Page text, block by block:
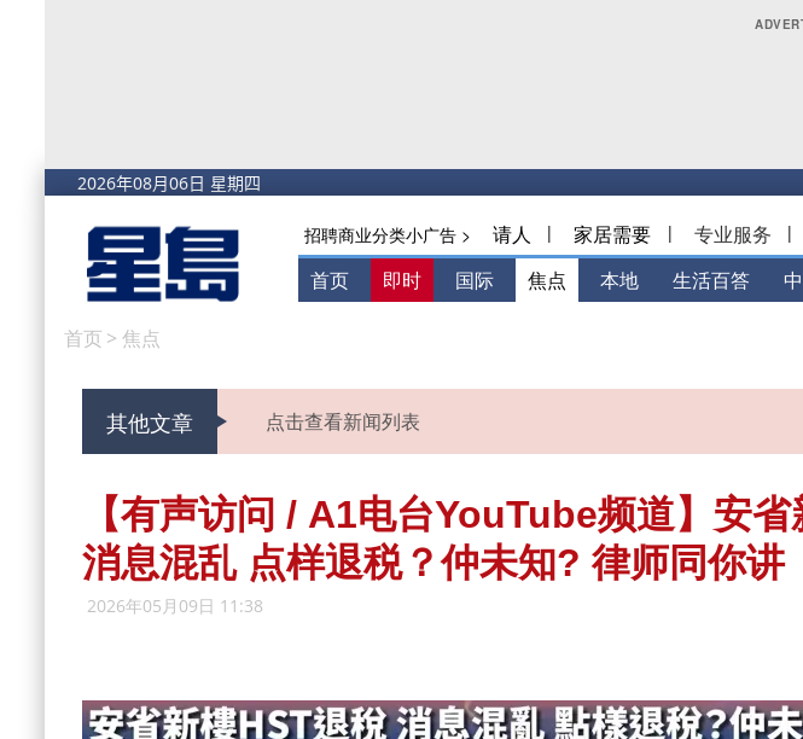
招聘商业分类小广告 > 请人 | 家居需要 | 专业服务 |
首页 即时 国际 焦点 本地 生活百答
首页 > 焦点
其他文章 点击查看新闻列表
【有声访问 / A1电台YouTube频道】安
消息混乱 点样退税？仲未知? 律师同你讲
2026年05月09日 11:38